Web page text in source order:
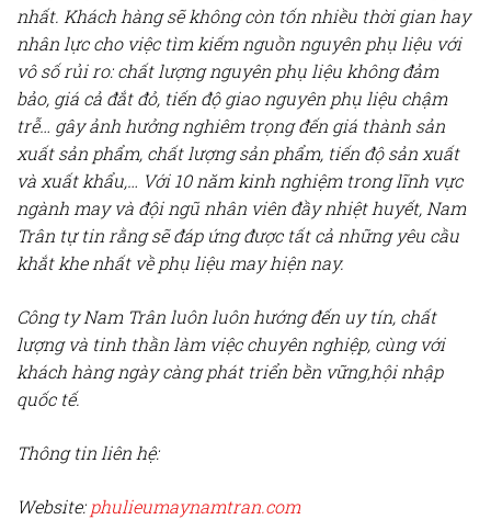
nhất. Khách hàng sẽ không còn tốn nhiều thời gian hay
nhân lực cho việc tìm kiếm nguồn nguyên phụ liệu với
vô số rủi ro: chất lượng nguyên phụ liệu không đảm
bảo, giá cả đắt đỏ, tiến độ giao nguyên phụ liệu chậm
trễ… gây ảnh hưởng nghiêm trọng đến giá thành sản
xuất sản phẩm, chất lượng sản phẩm, tiến độ sản xuất
và xuất khẩu,… Với 10 năm kinh nghiệm trong lĩnh vực
ngành may và đội ngũ nhân viên đầy nhiệt huyết, Nam
Trân tự tin rằng sẽ đáp ứng được tất cả những yêu cầu
khắt khe nhất về phụ liệu may hiện nay.
Công ty Nam Trân luôn luôn hướng đến uy tín, chất
lượng và tinh thần làm việc chuyên nghiệp, cùng với
khách hàng ngày càng phát triển bền vững,hội nhập
quốc tế.
Thông tin liên hệ:
Website:phulieumaynamtran.com